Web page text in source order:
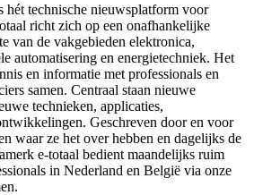
hét technische nieuwsplatform voor
richt zich op een onafhankelijke
van de vakgebieden elektronica,
automatisering en energietechniek. Het
en informatie met professionals en
samen. Centraal staan nieuwe
technieken, applicaties,
Geschreven door en voor
waar ze het over hebben en dagelijks de
e-totaal bedient maandelijks ruim
in Nederland en België via onze